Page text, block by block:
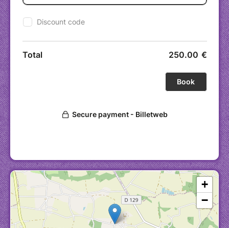
?
· Guérison : Libérez les blocages émotionnels
et spirituels.
· Connexion : Renforcez votre lien avec les
· Protection : Établissez des bandes de
pouvoir pour vous protéger des énergies
personnelle et spirituelle.
· Bandes de Pouvoir : Cinq bandes
énergétiques pour une protection puissante.
· Rite de l'Harmonie : Équilibrez vos chakras
avec les archétypes sacrés.
· Rite du Voyant : Développez votre capacité à
percevoir le monde invisible.
+
−